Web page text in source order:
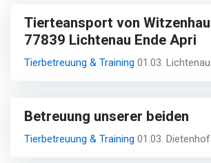
Tierteansport von
77839 Lichtenau Ende Apri
Tierbetreuung & Training 01.03. Lichtenau
Betreuung unserer beiden
Tierbetreuung & Training 01.03.